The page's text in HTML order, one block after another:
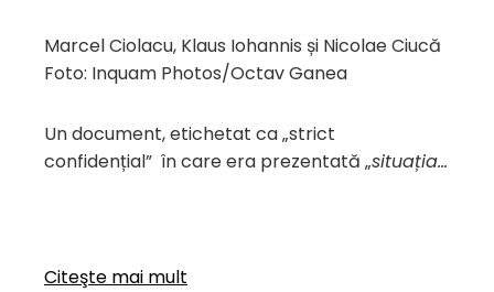
Marcel Ciolacu, Klaus Iohannis și Nicolae Ciucă
Foto: Inquam Photos/Octav Ganea
Un document, etichetat ca „strict
confidențial” în care era prezentată „situația…
Citeşte mai mult